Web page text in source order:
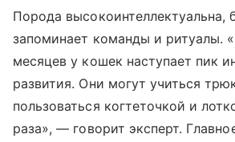
Порода высокоинтеллектуальна,
запоминает команды и ритуалы.
месяцев у кошек наступает пик
развития. Они могут учиться
пользоваться когтеточкой и
раза», — говорит эксперт.